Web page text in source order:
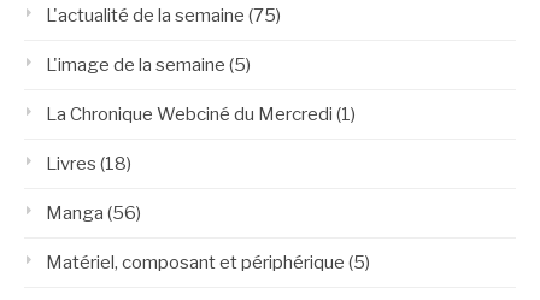
L'actualité de la semaine (75)
L'image de la semaine (5)
La Chronique Webciné du Mercredi (1)
Livres (18)
Manga (56)
Matériel, composant et périphérique (5)